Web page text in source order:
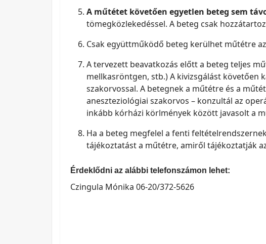
A műtétet követően egyetlen beteg sem
tömegközlekedéssel. A beteg csak
Csak együttműködő beteg kerülhet műtétre
A tervezett beavatkozás előtt a beteg teljes
mellkasröntgen, stb.) A kivizsgálást követően
szakorvossal. A betegnek a műtétre és a
aneszteziológiai szakorvos – konzultál az
inkább kórházi körlmények között javasolt a
Ha a beteg megfelel a fenti
tájékoztatást a műtétre, amiről tájékoztatják
Érdeklődni az alábbi telefonszámon lehet:
Czingula Mónika 06-20/372-5626